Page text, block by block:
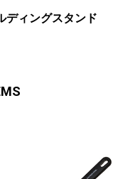
ディングスタンド